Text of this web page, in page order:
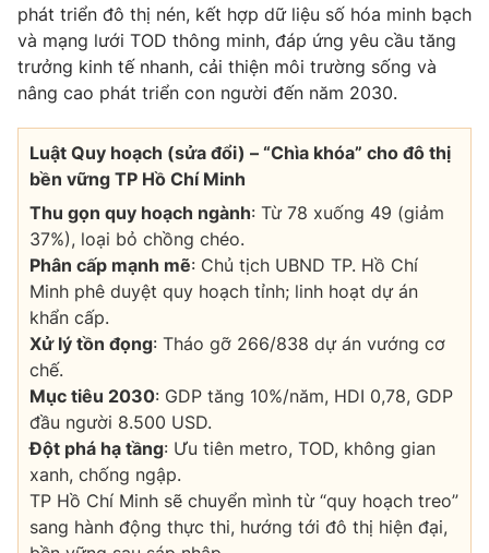
phát triển đô thị nén, kết hợp dữ liệu số hóa minh bạch
và mạng lưới TOD thông minh, đáp ứng yêu cầu tăng
trưởng kinh tế nhanh, cải thiện môi trường sống và
nâng cao phát triển con người đến năm 2030.
Luật Quy hoạch (sửa đổi) – “Chìa khóa” cho đô thị
bền vững TP Hồ Chí Minh
Thu gọn quy hoạch ngành: Từ 78 xuống 49 (giảm
37%), loại bỏ chồng chéo.
Phân cấp mạnh mẽ: Chủ tịch UBND TP. Hồ Chí
Minh phê duyệt quy hoạch tỉnh; linh hoạt dự án
khẩn cấp.
Xử lý tồn đọng: Tháo gỡ 266/838 dự án vướng cơ
chế.
Mục tiêu 2030: GDP tăng 10%/năm, HDI 0,78, GDP
đầu người 8.500 USD.
Đột phá hạ tầng: Ưu tiên metro, TOD, không gian
xanh, chống ngập.
TP Hồ Chí Minh sẽ chuyển mình từ “quy hoạch treo”
sang hành động thực thi, hướng tới đô thị hiện đại,